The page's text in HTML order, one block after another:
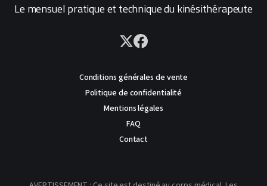
Le mensuel pratique et technique du kinésithérapeute
Conditions générales de vente
Politique de confidentialité
Mentions légales
FAQ
Contact